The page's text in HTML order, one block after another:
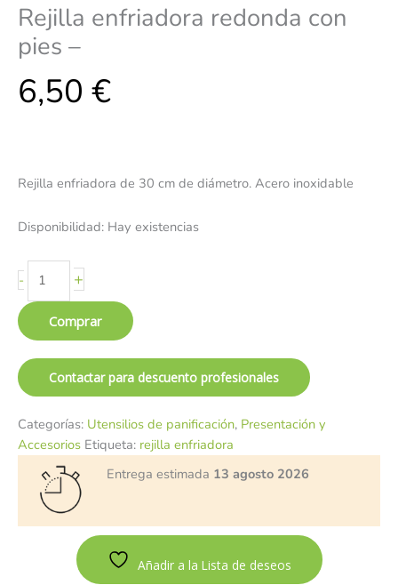
Rejilla enfriadora redonda con
pies –
6,50 €
Rejilla enfriadora de 30 cm de diámetro. Acero inoxidable
Disponibilidad: Hay existencias
- +
Comprar
Contactar para descuento profesionales
Categorías: Utensilios de panificación, Presentación y
Accesorios Etiqueta: rejilla enfriadora
Entrega estimada 13 agosto 2026
Añadir a la Lista de deseos